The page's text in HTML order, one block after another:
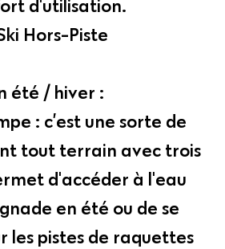
d'utilisation.
Hors-Piste
été / hiver :
: c’est une sorte de
tout terrain avec trois
d'accéder à l'eau
en été ou de se
les pistes de raquettes